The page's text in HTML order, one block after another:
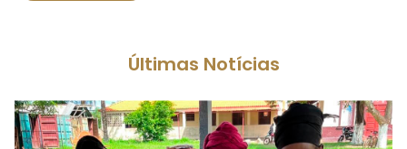
Últimas Notícias